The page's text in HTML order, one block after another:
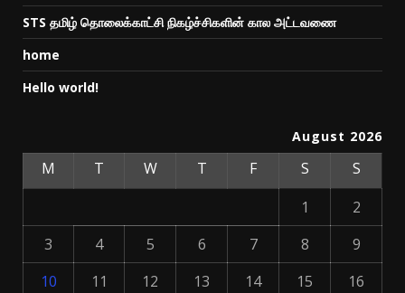
STS தமிழ் தொலைக்காட்சி நிகழ்ச்சிகளின் கால அட்டவணை
home
Hello world!
August 2026
M T W T F S
S
1
2
3
4 5 6 7 8
9
10
11 12 13 14 15
16